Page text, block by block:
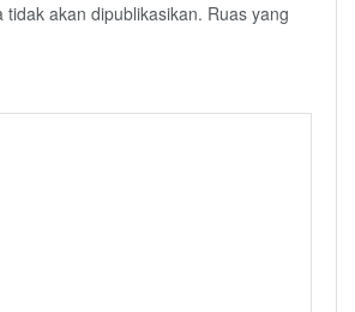
tidak akan dipublikasikan. Ruas yang